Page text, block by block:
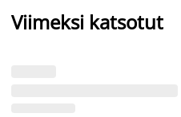
Viimeksi katsotut